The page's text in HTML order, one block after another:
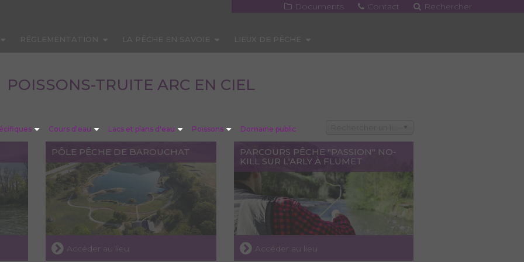
Documents Contact Rechercher
POISSONS-TRUITE ARC EN CIEL
Cours d'eau Lacs et plans d'eau Poissons Domaine public
PÔLE PÊCHE DE BAROUCHAT
Accéder au lieu
PARCOURS PÊCHE "PASSION" NO-
KILL SUR L'ARLY À FLUMET
Accéder au lieu